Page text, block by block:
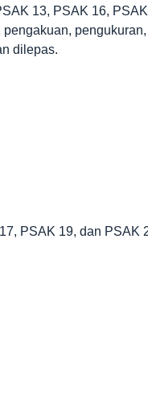
13, PSAK 16,
dilepas.
PSAK 19, dan PSAK